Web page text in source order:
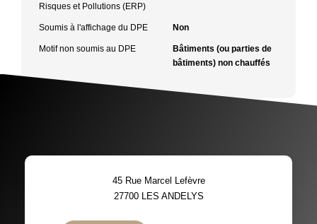
Risques et Pollutions (ERP)
Soumis à l'affichage du DPE Non
Motif non soumis au DPE
Bâtiments (ou parties de
bâtiments) non chauffés
45 Rue Marcel Lefèvre
27700 LES ANDELYS